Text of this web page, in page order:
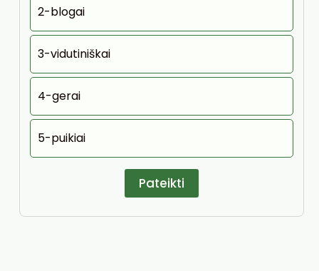
2-blogai
3-vidutiniškai
4-gerai
5-puikiai